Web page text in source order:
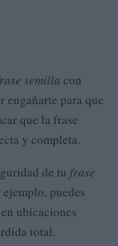
semilla con
engañarte para que
que la frase
y completa.
de tu frase
puedes
ubicaciones
total.